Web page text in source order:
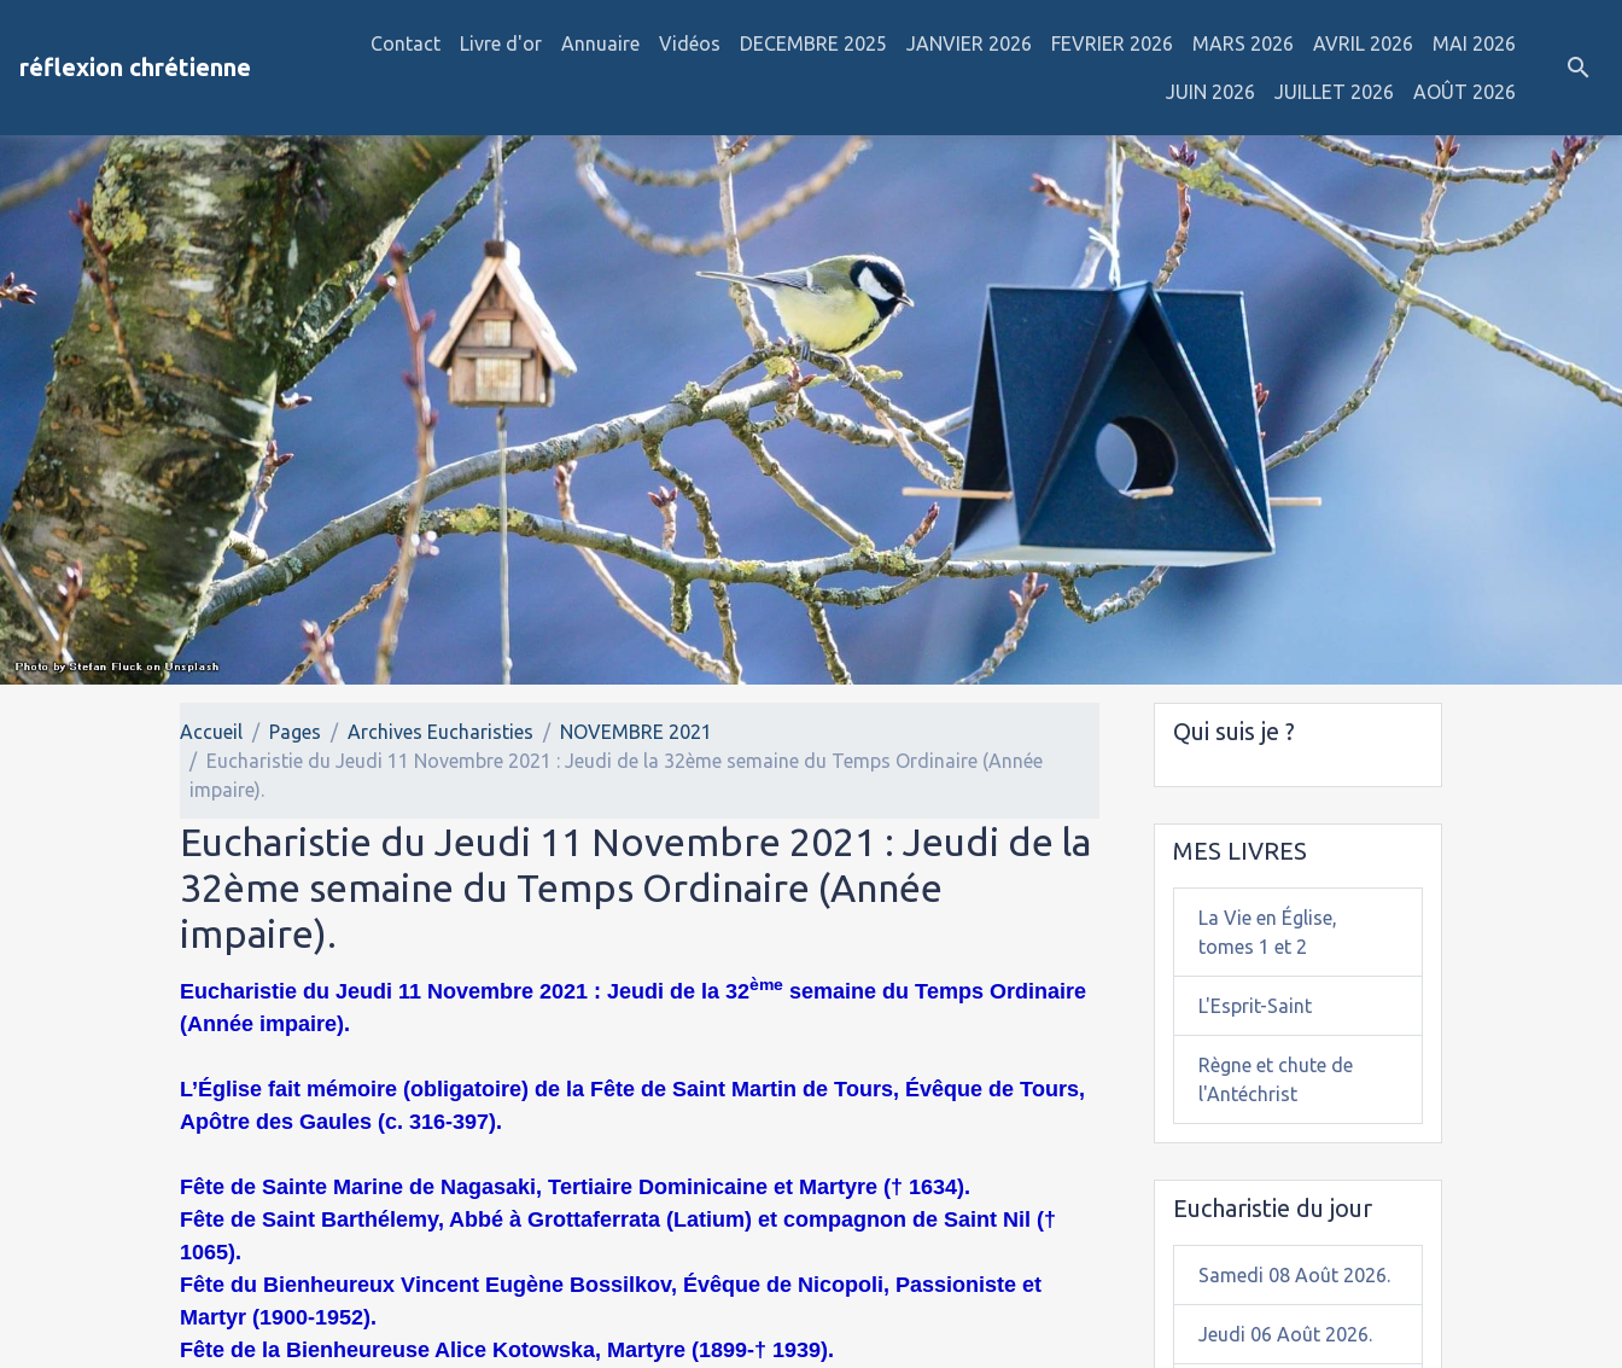
réflexion chrétienne
Contact Livre d'or Annuaire Vidéos DECEMBRE 2025 JANVIER 2026 FEVRIER 2026 MARS 2026 AVRIL 2026 MAI 2026
JUIN 2026 JUILLET 2026 AOÛT 2026
Accueil Pages Archives Eucharisties
NOVEMBRE 2021
Eucharistie du Jeudi 11 Novembre 2021 : Jeudi de la 32ème semaine du Temps Ordinaire (Année
impaire).
Eucharistie du Jeudi 11 Novembre 2021 : Jeudi de la
32ème semaine du Temps Ordinaire (Année
impaire).
Eucharistie du Jeudi 11 Novembre 2021 : Jeudi de la 32ème semaine du Temps Ordinaire
(Année impaire).
L’Église fait mémoire (obligatoire) de la Fête de Saint Martin de Tours, Évêque de Tours,
Apôtre des Gaules (c. 316-397).
Fête de Sainte Marine de Nagasaki, Tertiaire Dominicaine et Martyre († 1634).
Fête de Saint Barthélemy, Abbé à Grottaferrata (Latium) et compagnon de Saint Nil (†
1065).
Fête du Bienheureux Vincent Eugène Bossilkov, Évêque de Nicopoli, Passioniste et
Martyr (1900-1952).
Fête de la Bienheureuse Alice Kotowska, Martyre (1899-† 1939).
Qui suis je ?
MES LIVRES
La Vie en Église,
tomes 1 et 2
L'Esprit-Saint
Règne et chute de
l'Antéchrist
Eucharistie du jour
Samedi 08 Août 2026.
Jeudi 06 Août 2026.